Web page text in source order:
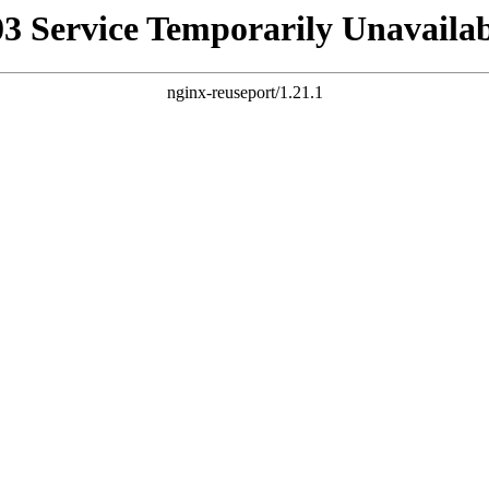
Service Temporarily
nginx-reuseport/1.21.1